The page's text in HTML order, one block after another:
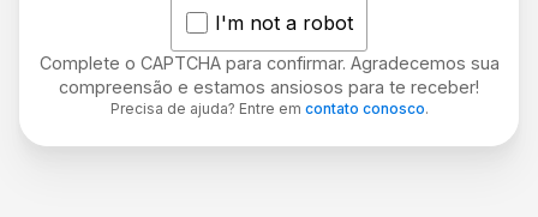
I'm not a robot
Complete o CAPTCHA para confirmar. Agradecemos sua
compreensão e estamos ansiosos para te receber!
Precisa de ajuda? Entre em contato conosco.